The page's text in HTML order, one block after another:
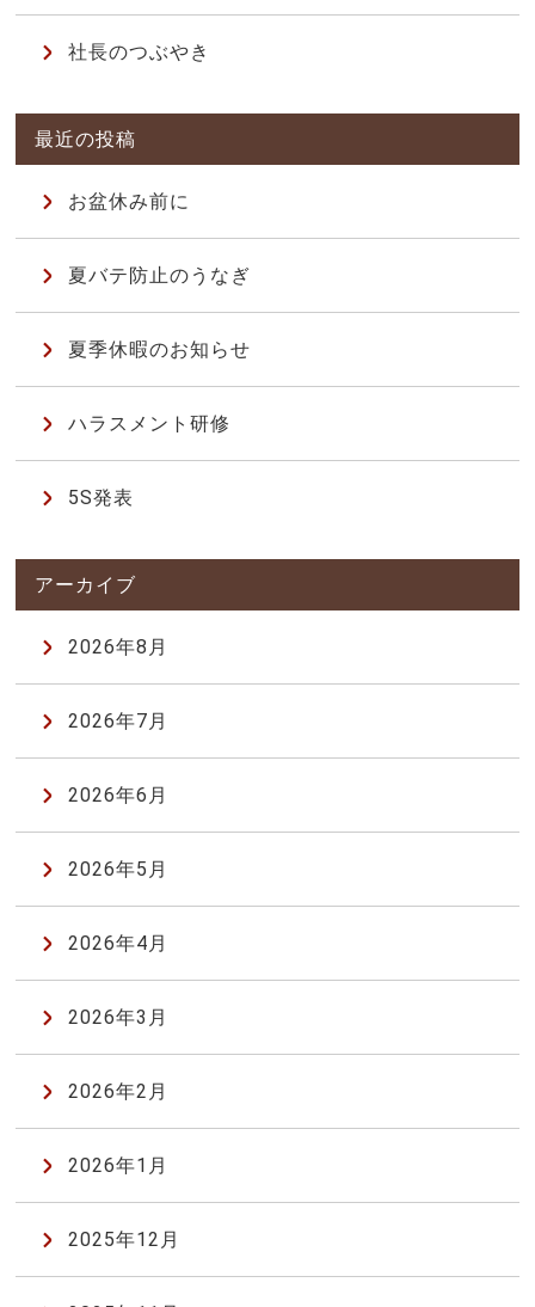
社長のつぶやき
お盆休み前に
夏バテ防止のうなぎ
夏季休暇のお知らせ
ハラスメント研修
5S発表
2026年8月
2026年7月
2026年6月
2026年5月
2026年4月
2026年3月
2026年2月
2026年1月
2025年12月